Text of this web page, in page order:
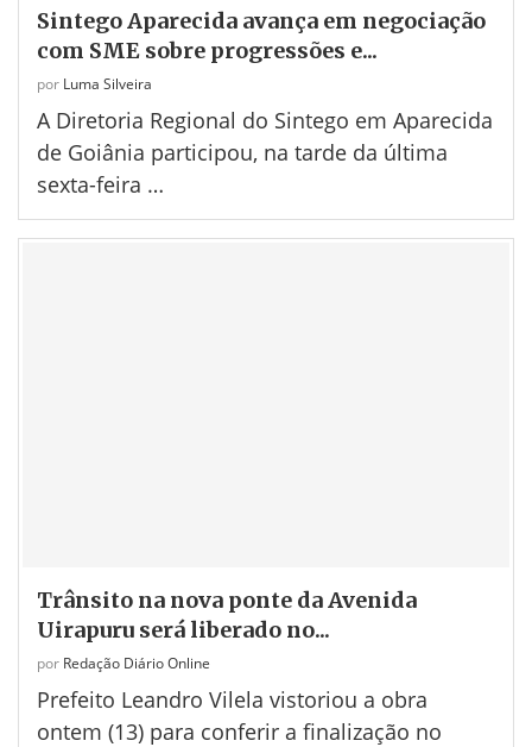
Sintego Aparecida avança em negociação
com SME sobre progressões e...
por Luma Silveira
A Diretoria Regional do Sintego em Aparecida
de Goiânia participou, na tarde da última
sexta-feira …
Trânsito na nova ponte da Avenida
Uirapuru será liberado no...
por Redação Diário Online
Prefeito Leandro Vilela vistoriou a obra
ontem (13) para conferir a finalização no